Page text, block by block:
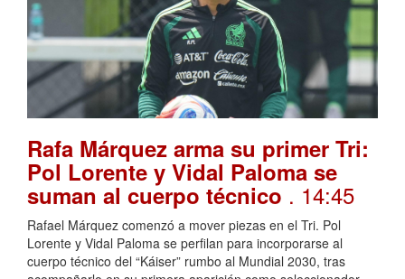
Rafa Márquez arma su primer Tri:
Pol Lorente y Vidal Paloma se
suman al cuerpo técnico . 14:45
Rafael Márquez comenzó a mover piezas en el Tri. Pol
Lorente y Vidal Paloma se perfilan para incorporarse al
cuerpo técnico del “Káiser” rumbo al Mundial 2030, tras